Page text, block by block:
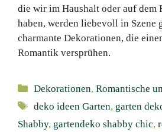
die wir im Haushalt oder auf dem
haben, werden liebevoll in Szene
charmante Dekorationen, die
Romantik versprühen.
Kategorien
Dekorationen,Romantische
Schlagwörter
deko ideen Garten, garten
Shabby, gartendeko shabby chic,